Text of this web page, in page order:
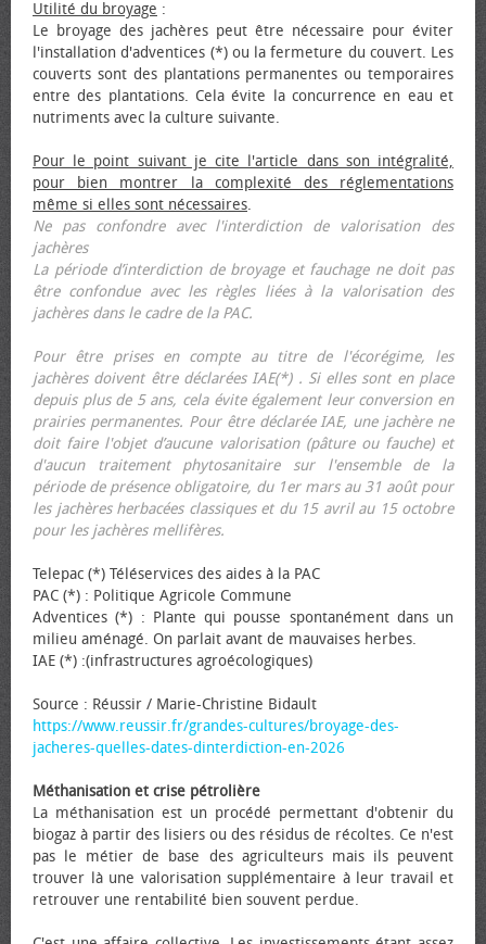
Utilité du broyage :
Le broyage des jachères peut être nécessaire pour éviter
l'installation d'adventices (*) ou la fermeture du couvert. Les
couverts sont des plantations permanentes ou temporaires
entre des plantations. Cela évite la concurrence en eau et
nutriments avec la culture suivante.
Pour le point suivant je cite l'article dans son intégralité,
pour bien montrer la complexité des réglementations
même si elles sont nécessaires.
Ne pas confondre avec l'interdiction de valorisation des
jachères
La période d’interdiction de broyage et fauchage ne doit pas
être confondue avec les règles liées à la valorisation des
jachères dans le cadre de la PAC.
Pour être prises en compte au titre de l'écorégime, les
jachères doivent être déclarées IAE(*) . Si elles sont en place
depuis plus de 5 ans, cela évite également leur conversion en
prairies permanentes. Pour être déclarée IAE, une jachère ne
doit faire l'objet d’aucune valorisation (pâture ou fauche) et
d'aucun traitement phytosanitaire sur l'ensemble de la
période de présence obligatoire, du 1er mars au 31 août pour
les jachères herbacées classiques et du 15 avril au 15 octobre
pour les jachères mellifères.
Telepac (*) Téléservices des aides à la PAC
PAC (*) : Politique Agricole Commune
Adventices (*) : Plante qui pousse spontanément dans un
milieu aménagé. On parlait avant de mauvaises herbes.
IAE (*) :(infrastructures agroécologiques)
Source : Réussir / Marie-Christine Bidault
https://www.reussir.fr/grandes-cultures/broyage-des-
jacheres-quelles-dates-dinterdiction-en-2026
Méthanisation et crise pétrolière
La méthanisation est un procédé permettant d'obtenir du
biogaz à partir des lisiers ou des résidus de récoltes. Ce n'est
pas le métier de base des agriculteurs mais ils peuvent
trouver là une valorisation supplémentaire à leur travail et
retrouver une rentabilité bien souvent perdue.